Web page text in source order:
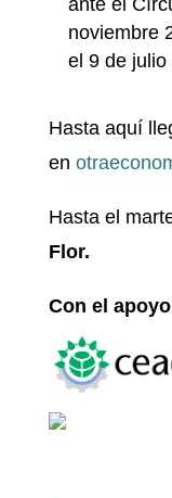
ante el
noviembre
el 9 de julio
Hasta aquí
en
Hasta el
Flor.
Con el